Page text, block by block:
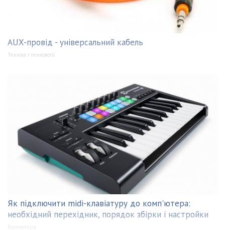
AUX-провід - універсальний кабель
Техніка і технології
Як підключити midi-клавіатуру до комп'ютера:
необхідний перехідник, порядок збірки і настройки
Компютери